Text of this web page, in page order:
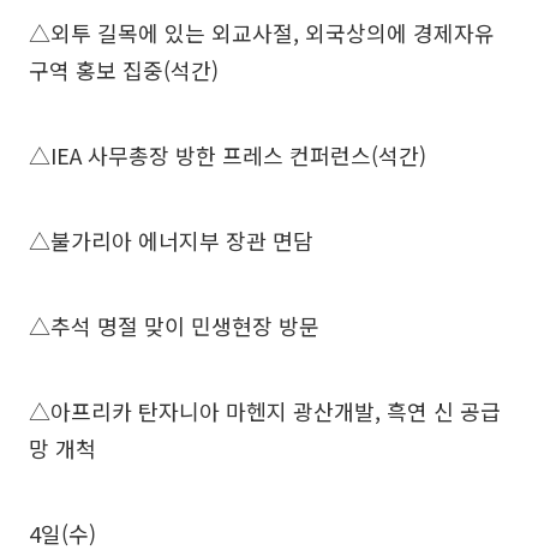
△외투 길목에 있는 외교사절, 외국상의에 경제자유
구역 홍보 집중(석간)
△IEA 사무총장 방한 프레스 컨퍼런스(석간)
△불가리아 에너지부 장관 면담
△추석 명절 맞이 민생현장 방문
△아프리카 탄자니아 마헨지 광산개발, 흑연 신 공급
망 개척
4일(수)